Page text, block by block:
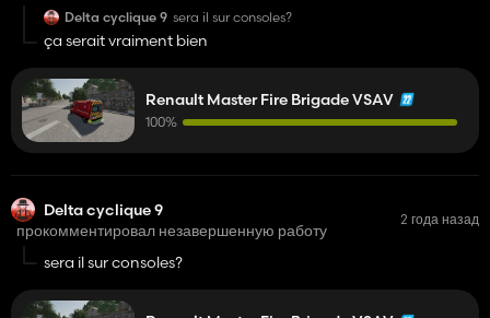
Delta cyclique 9 sera il sur consoles?
ça serait vraiment bien
Renault Master Fire Brigade VSAV
100%
Delta cyclique 9
прокомментировал незавершенную работу
2 года назад
sera il sur consoles?